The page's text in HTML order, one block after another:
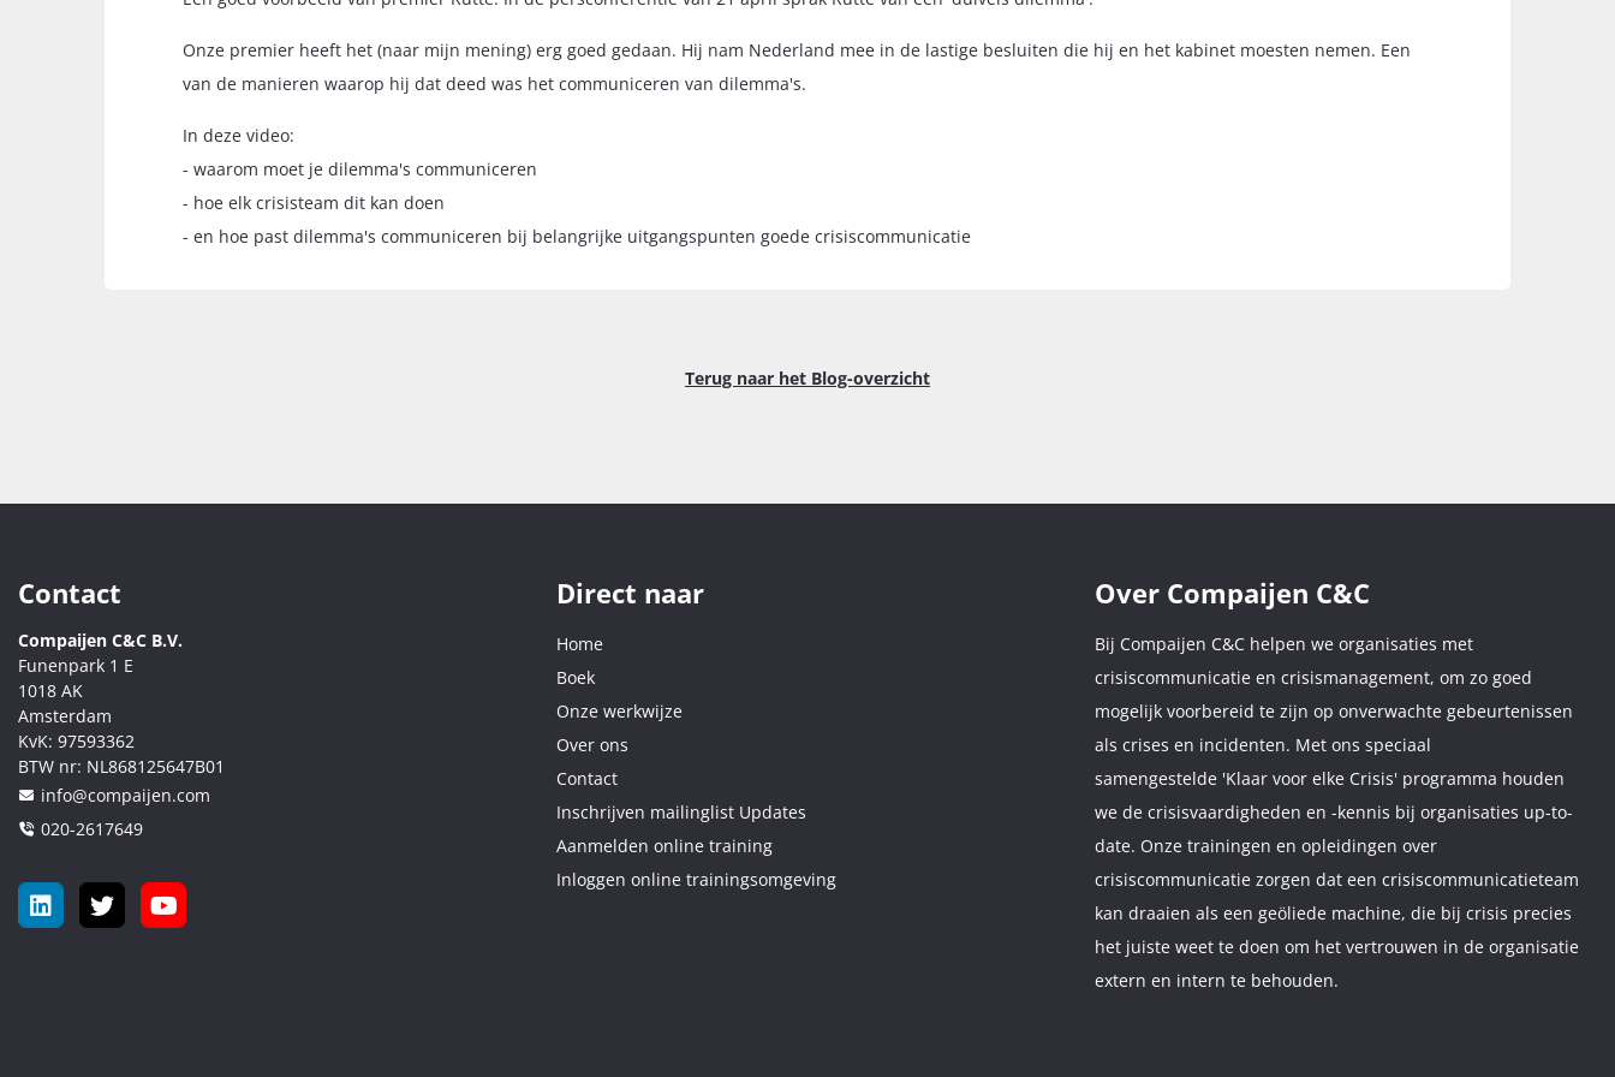
Onze premier heeft het (naar mijn mening) erg goed gedaan. Hij nam Nederland mee in de lastige besluiten die hij en het kabinet moesten nemen. Een
van de manieren waarop hij dat deed was het communiceren van dilemma's.
In deze video:
- waarom moet je dilemma's communiceren
- hoe elk crisisteam dit kan doen
- en hoe past dilemma's communiceren bij belangrijke uitgangspunten goede crisiscommunicatie
Terug naar het Blog-overzicht
Contact
Compaijen C&C B.V.
Funenpark 1 E
1018 AK
Amsterdam
info@compaijen.com
020-2617649
KvK: 97593362
BTW nr: NL868125647B01
Direct naar
Home
Boek
Onze werkwijze
Over ons
Contact
Inschrijven mailinglist Updates
Aanmelden online training
Inloggen online trainingsomgeving
Over Compaijen C&C
Bij Compaijen C&C helpen we organisaties met
crisiscommunicatie en crisismanagement, om zo goed
mogelijk voorbereid te zijn op onverwachte gebeurtenissen
als crises en incidenten. Met ons speciaal
samengestelde 'Klaar voor elke Crisis' programma houden
we de crisisvaardigheden en -kennis bij organisaties up-to-
date. Onze trainingen en opleidingen over
crisiscommunicatie zorgen dat een crisiscommunicatieteam
kan draaien als een geöliede machine, die bij crisis precies
het juiste weet te doen om het vertrouwen in de organisatie
extern en intern te behouden.